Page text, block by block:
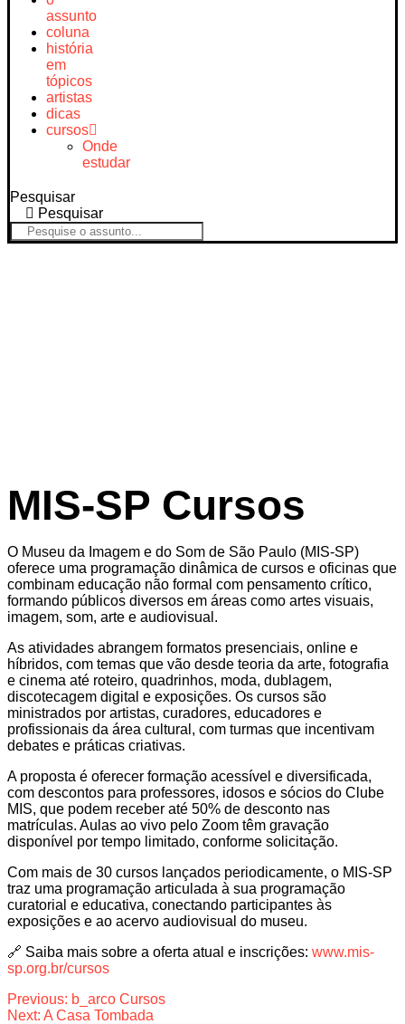
assunto
coluna
história
em
tópicos
artistas
dicas
cursos
Onde
estudar
Pesquisar
Pesquisar
MIS-SP Cursos
O Museu da Imagem e do Som de São Paulo (MIS-SP)
oferece uma programação dinâmica de cursos e oficinas que
combinam educação não formal com pensamento crítico,
formando públicos diversos em áreas como artes visuais,
imagem, som, arte e audiovisual.
As atividades abrangem formatos presenciais, online e
híbridos, com temas que vão desde teoria da arte, fotografia
e cinema até roteiro, quadrinhos, moda, dublagem,
discotecagem digital e exposições. Os cursos são
ministrados por artistas, curadores, educadores e
profissionais da área cultural, com turmas que incentivam
debates e práticas criativas.
A proposta é oferecer formação acessível e diversificada,
com descontos para professores, idosos e sócios do Clube
MIS, que podem receber até 50% de desconto nas
matrículas. Aulas ao vivo pelo Zoom têm gravação
disponível por tempo limitado, conforme solicitação.
Com mais de 30 cursos lançados periodicamente, o MIS-SP
traz uma programação articulada à sua programação
curatorial e educativa, conectando participantes às
exposições e ao acervo audiovisual do museu.
🔗 Saiba mais sobre a oferta atual e inscrições: www.mis-
sp.org.br/cursos
Navegação
Previous: b_arco Cursos
Next: A Casa Tombada